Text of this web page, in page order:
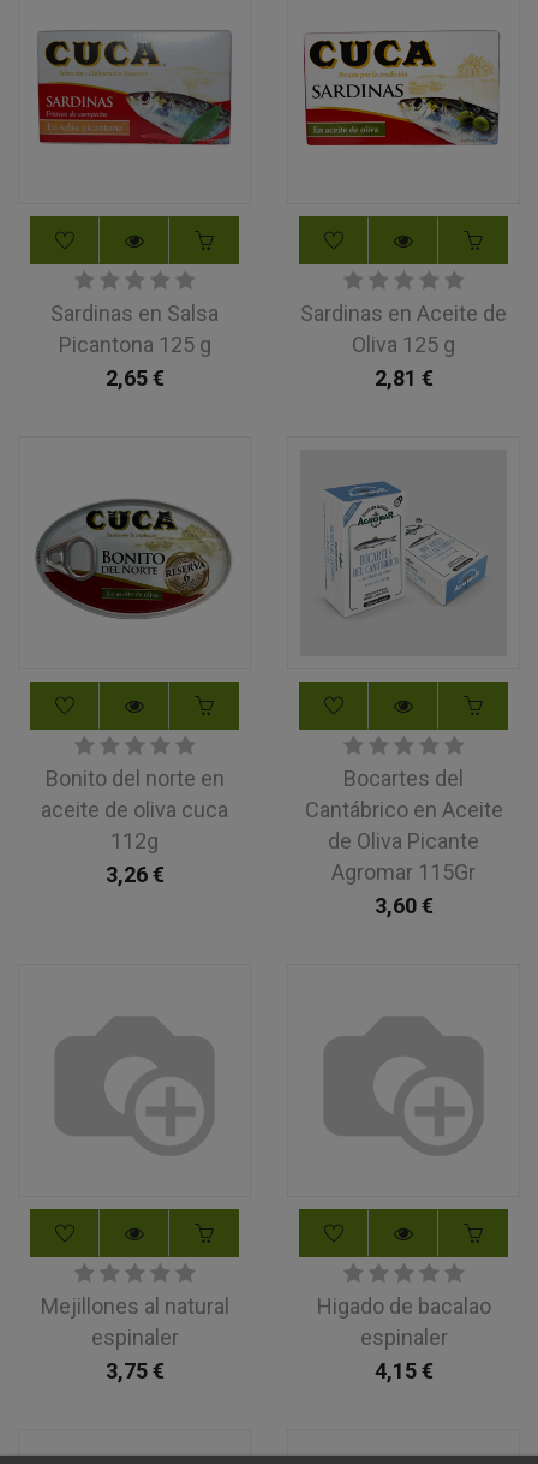
Sardinas en Salsa
Picantona 125 g
2,65€
Sardinas en Aceite de
Oliva 125 g
2,81 €
Bonito del norte en
aceite de oliva cuca
112g
3,26€
Bocartes del
Cantábrico en Aceite
de Oliva Picante
Agromar 115Gr
3,60€
Mejillones al natural
espinaler
3,75€
Higado de bacalao
espinaler
4,15€